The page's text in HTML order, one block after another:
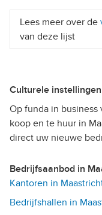
Lees meer over de
van deze lijst
Culturele
Op funda in
koop en te huur in
direct uw nieuwe
Bedrijfsaanbod in
Kantoren in
Bedrijfshallen in